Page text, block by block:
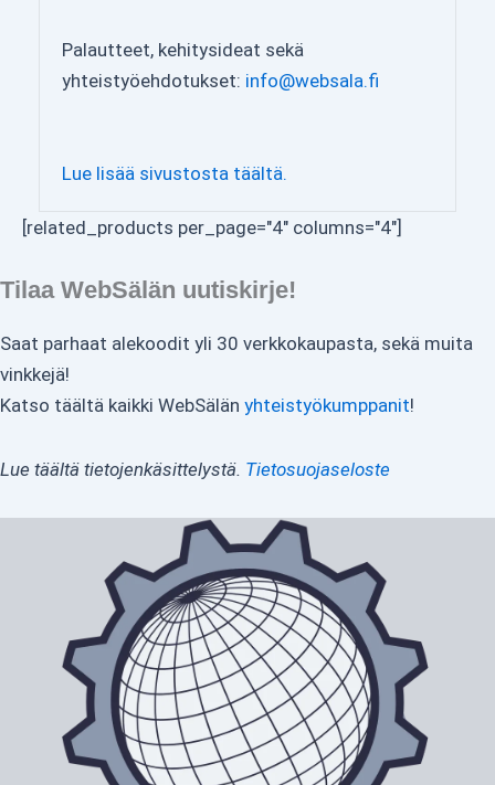
Palautteet, kehitysideat sekä
yhteistyöehdotukset: info@websala.fi
Lue lisää sivustosta täältä.
[related_products per_page="4" columns="4"]
Tilaa WebSälän uutiskirje!
Saat parhaat alekoodit yli 30 verkkokaupasta, sekä muita
vinkkejä!
Katso täältä kaikki WebSälän yhteistyökumppanit!
Lue täältä tietojenkäsittelystä. Tietosuojaseloste